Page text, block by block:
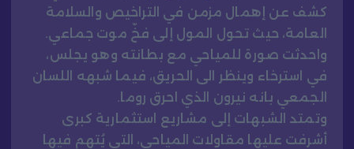
كشف عن إهمال مزمن في التراخيص والسلامة
العامة، حيث تحول المول إلى فخّ موت جماعي.
واحدثت صورة للمياحي مع بطانته وهو يجلس،
في استرخاء وينظر الى الحريق، فيما شبهه اللسان
الجمعي بانه نيرون الذي احرق روما.
وتمتد الشبهات إلى مشاريع استثمارية كبرى
أشرفت عليها مقاولات المياحي، التي يُتهم فيها